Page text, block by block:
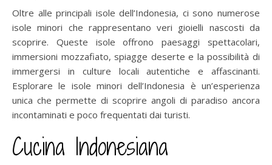
Oltre alle principali isole dell’Indonesia, ci sono numerose
isole minori che rappresentano veri gioielli nascosti da
scoprire. Queste isole offrono paesaggi spettacolari,
immersioni mozzafiato, spiagge deserte e la possibilità di
immergersi in culture locali autentiche e affascinanti.
Esplorare le isole minori dell’Indonesia è un’esperienza
unica che permette di scoprire angoli di paradiso ancora
incontaminati e poco frequentati dai turisti.
Cucina Indonesiana